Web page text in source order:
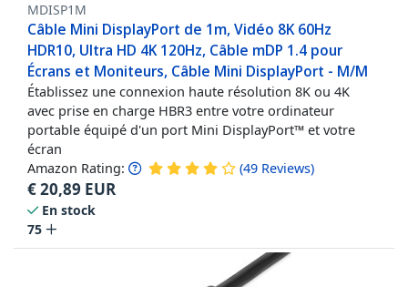
MDISP1M
Câble Mini DisplayPort de 1m, Vidéo 8K 60Hz
HDR10, Ultra HD 4K 120Hz, Câble mDP 1.4 pour
Écrans et Moniteurs, Câble Mini DisplayPort - M/M
Établissez une connexion haute résolution 8K ou 4K
avec prise en charge HBR3 entre votre ordinateur
portable équipé d'un port Mini DisplayPort™ et votre
écran
Amazon Rating: (49 Reviews)
€20,89 EUR
En stock
75